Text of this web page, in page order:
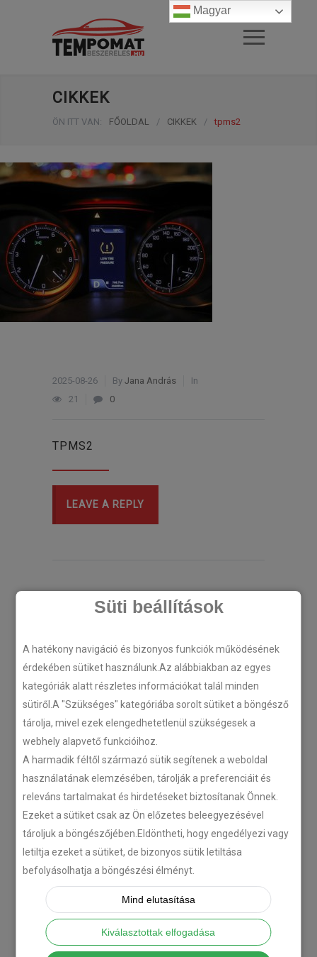
Süti beállítások
A hatékony navigáció és bizonyos funkciók működésének
érdekében sütiket használunk.Az alábbiakban az egyes
kategóriák alatt részletes információkat talál minden
sütiről.A "Szükséges" kategóriába sorolt sütiket a böngésző
tárolja, mivel ezek elengedhetetlenül szükségesek a
webhely alapvető funkcióihoz.
A harmadik féltől származó sütik segítenek a weboldal
használatának elemzésében, tárolják a preferenciáit és
releváns tartalmakat és hirdetéseket biztosítanak Önnek.
Ezeket a sütiket csak az Ön előzetes beleegyezésével
tároljuk a böngészőjében.Eldöntheti, hogy engedélyezi vagy
letiltja ezeket a sütiket, de bizonyos sütik letiltása
befolyásolhatja a böngészési élményt.
Mind elutasítása
Kiválasztottak elfogadása
CIKKEK
ÖN ITT VAN: FŐOLDAL / CIKKEK / tpms2
2025-08-26 By Jana András
In
21
0
TPMS2
LEAVE A REPLY
Plug’n’Play tempomat ISUZU
N-szériás teherautókhoz
2018-07-26
Isuzu D-MAX 2006 –
Tempomat beszerelés
2018-06-12
Citroën C-Zero tempomat
beszerelés
KATEGÓRIA
Magyar